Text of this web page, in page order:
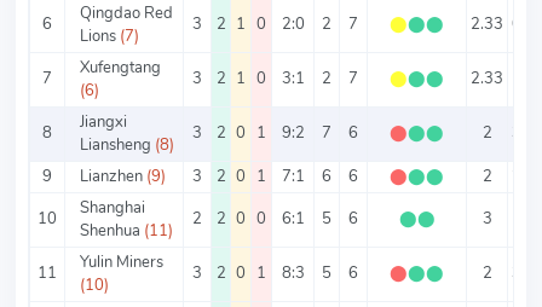
6
Qingdao Red
Lions (7)
3 2 1 0 2:0 2 7 ⬤⬤⬤ 2.33
7
Xufengtang
(6)
3 2 1 0 3:1 2 7 ⬤⬤⬤ 2.33
8
Jiangxi
Liansheng (8)
3 2 0 1 9:2 7 6 ⬤⬤⬤ 2
9
Lianzhen (9) 3 2 0 1 7:1 6 6 ⬤⬤⬤ 2
10
Shanghai
Shenhua (11)
2 2 0 0 6:1 5 6 ⬤⬤ 3
11
Yulin Miners
(10)
3 2 0 1 8:3 5 6 ⬤⬤⬤ 2